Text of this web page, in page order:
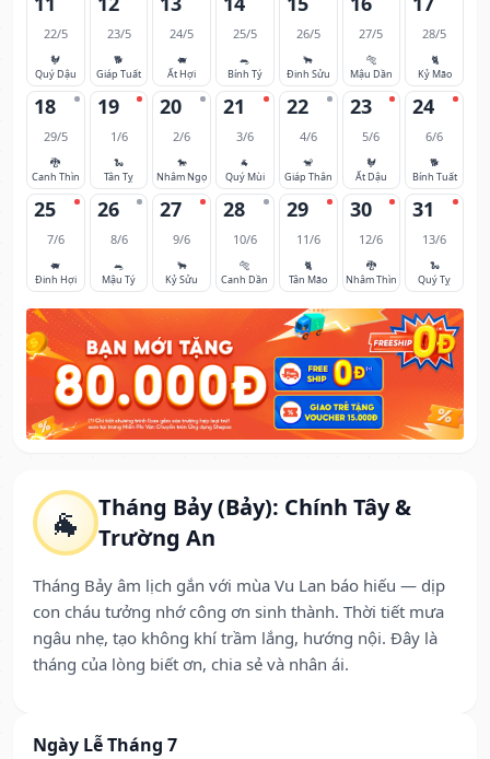
🐐
Tháng Bảy (Bảy): Chính Tây &
Trường An
Tháng Bảy âm lịch gắn với mùa Vu Lan báo hiếu — dịp
con cháu tưởng nhớ công ơn sinh thành. Thời tiết mưa
ngâu nhẹ, tạo không khí trầm lắng, hướng nội. Đây là
tháng của lòng biết ơn, chia sẻ và nhân ái.
Ngày Lễ Tháng 7
22/5
🐓
Quý Dậu
23/5
🐕
Giáp Tuất
24/5
🐖
Ất Hợi
25/5
🐀
Bính Tý
26/5
🐂
Đinh Sửu
27/5
🐅
Mậu Dần
28/5
🐈
Kỷ Mão
18
29/5
🐉
Canh Thìn
19
1/6
🐍
Tân Tỵ
20
2/6
🐎
Nhâm Ngọ
21
3/6
🐐
Quý Mùi
22
4/6
🐒
Giáp Thân
23
5/6
🐓
Ất Dậu
24
6/6
🐕
Bính Tuất
25
7/6
🐖
Đinh Hợi
26
8/6
🐀
Mậu Tý
27
9/6
🐂
Kỷ Sửu
28
10/6
🐅
Canh Dần
29
11/6
🐈
Tân Mão
30
12/6
🐉
Nhâm Thìn
31
13/6
🐍
Quý Tỵ